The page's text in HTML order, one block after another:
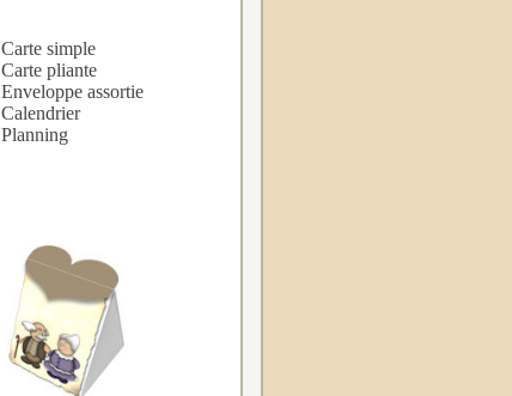
Carte simple
Carte pliante
Enveloppe assortie
Calendrier
Planning